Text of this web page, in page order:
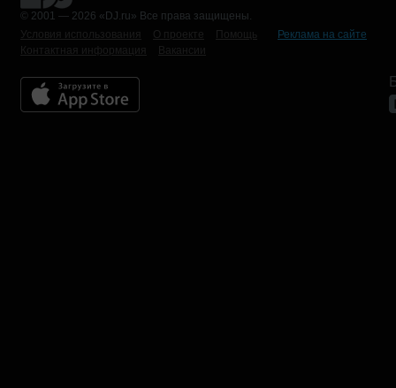
© 2001 — 2026 «DJ.ru» Все права защищены.
Условия использования
О проекте Помощь
Реклама на сайте
Контактная информация
Вакансии